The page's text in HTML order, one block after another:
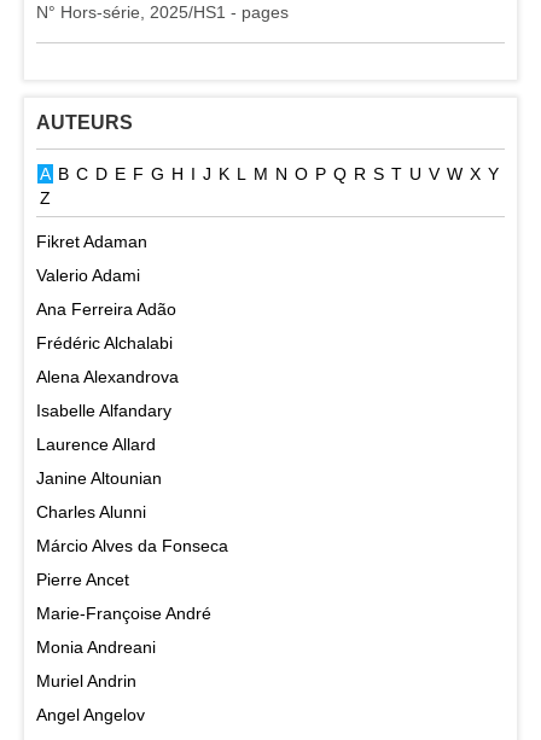
N° Hors-série, 2025/HS1 - pages
AUTEURS
A B C D E F G H I J K L M N O P Q R S T U V W X Y
Z
Fikret Adaman
Valerio Adami
Ana Ferreira Adão
Frédéric Alchalabi
Alena Alexandrova
Isabelle Alfandary
Laurence Allard
Janine Altounian
Charles Alunni
Márcio Alves da Fonseca
Pierre Ancet
Marie-Françoise André
Monia Andreani
Muriel Andrin
Angel Angelov